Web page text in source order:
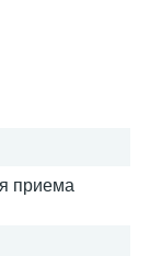
приема